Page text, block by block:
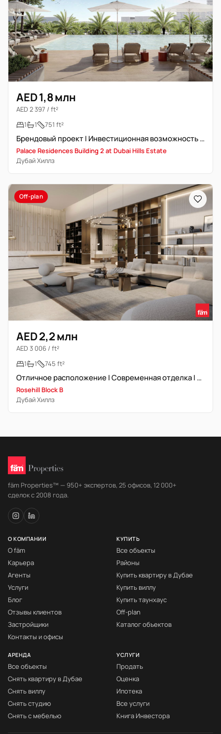
AED 1,8 млн
AED 2 397 / ft²
1
1 751 ft²
Брендовый проект | Инвестиционная возможность | Современный дизайн
Palace Residences Building 2 at Dubai Hills Estate
Дубай Хиллз
Off-plan
AED 2,2 млн
AED 3 006 / ft²
1
1 745 ft²
Отличное расположение | Современная отделка | Выгодная инвестиция
Rosehill Block B
Дубай Хиллз
fäm Properties™ — 950+ экспертов, 25 офисов, 12 000+
сделок с 2008 года.
О КОМПАНИИ
О fäm
Карьера
Агенты
Услуги
Блог
Отзывы клиентов
Застройщики
Контакты и офисы
КУПИТЬ
Все объекты
Районы
Купить квартиру в Дубае
Купить виллу
Купить таунхаус
Off-plan
Каталог объектов
АРЕНДА
Все объекты
Снять квартиру в Дубае
Снять виллу
Снять студию
Снять с мебелью
УСЛУГИ
Продать
Оценка
Ипотека
Все услуги
Книга Инвестора